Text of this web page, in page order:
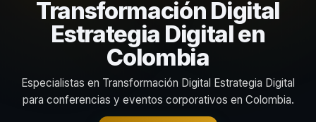
Transformación Digital
Estrategia Digital en
Colombia
Especialistas en Transformación Digital Estrategia Digital
para conferencias y eventos corporativos en Colombia.